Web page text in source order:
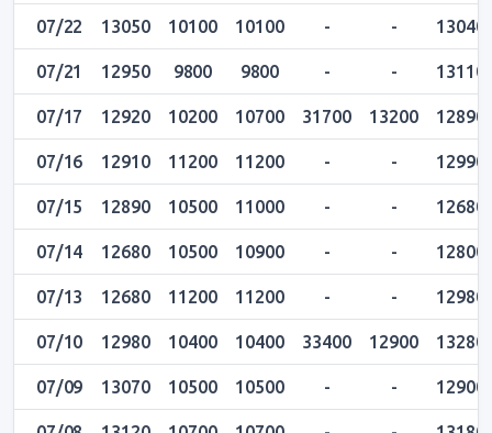
07/22 13050 10100 10100 - - 13040
07/21 12950 9800 9800 - - 13110
07/17 12920 10200 10700 31700 13200 12890
07/16 12910 11200 11200 - - 12990
07/15 12890 10500 11000 - - 12680
07/14 12680 10500 10900 - - 12800
07/13 12680 11200 11200 - - 12980
07/10 12980 10400 10400 33400 12900 13280
07/09 13070 10500 10500 - - 12900